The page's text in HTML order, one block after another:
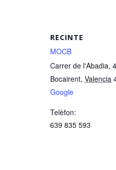
RECINTE
MOCB
Carrer de l'Abadia,
Bocairent, Valencia
Google
Telèfon:
639 835 593